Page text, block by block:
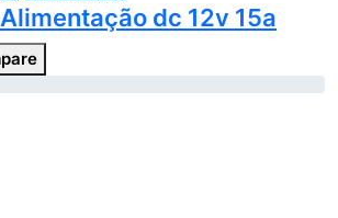
dc 12v 15a